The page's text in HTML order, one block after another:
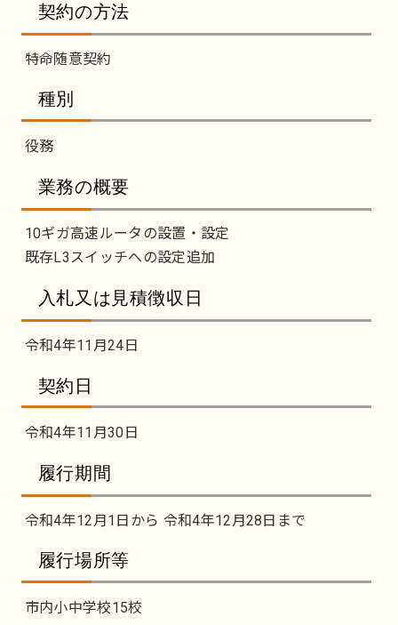
契約の方法
特命随意契約
種別
役務
業務の概要
10ギガ高速ルータの設置・設定
既存L3スイッチへの設定追加
入札又は見積徴収日
令和4年11月24日
契約日
令和4年11月30日
履行期間
令和4年12月1日から 令和4年12月28日まで
履行場所等
市内小中学校15校